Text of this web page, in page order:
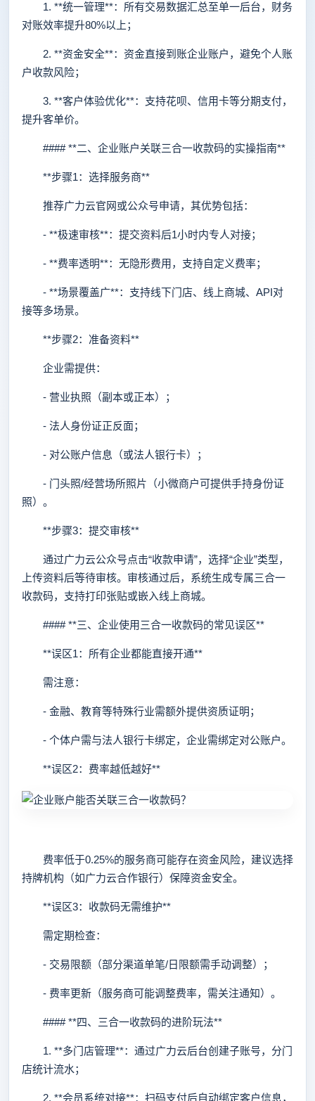
1. **统一管理**：所有交易数据汇总至单一后台，财务
对账效率提升80%以上；
2. **资金安全**：资金直接到账企业账户，避免个人账
户收款风险；
3. **客户体验优化**：支持花呗、信用卡等分期支付，
提升客单价。
#### **二、企业账户关联三合一收款码的实操指南**
**步骤1：选择服务商**
推荐广力云官网或公众号申请，其优势包括：
- **极速审核**：提交资料后1小时内专人对接；
- **费率透明**：无隐形费用，支持自定义费率；
- **场景覆盖广**：支持线下门店、线上商城、API对
接等多场景。
**步骤2：准备资料**
企业需提供：
- 营业执照（副本或正本）；
- 法人身份证正反面；
- 对公账户信息（或法人银行卡）；
- 门头照/经营场所照片（小微商户可提供手持身份证
照）。
**步骤3：提交审核**
通过广力云公众号点击“收款申请”，选择“企业”类型，
上传资料后等待审核。审核通过后，系统生成专属三合一
收款码，支持打印张贴或嵌入线上商城。
#### **三、企业使用三合一收款码的常见误区**
**误区1：所有企业都能直接开通**
需注意：
- 金融、教育等特殊行业需额外提供资质证明；
- 个体户需与法人银行卡绑定，企业需绑定对公账户。
**误区2：费率越低越好**
费率低于0.25%的服务商可能存在资金风险，建议选择
持牌机构（如广力云合作银行）保障资金安全。
**误区3：收款码无需维护**
需定期检查：
- 交易限额（部分渠道单笔/日限额需手动调整）；
- 费率更新（服务商可能调整费率，需关注通知）。
#### **四、三合一收款码的进阶玩法**
1. **多门店管理**：通过广力云后台创建子账号，分门
店统计流水；
2. **会员系统对接**：扫码支付后自动绑定客户信息，